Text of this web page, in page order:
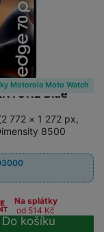
Blue
Motorola Moto Watch
772 × 1 272 px,
8500
Na splátky
od 514 Kč
Do košíku